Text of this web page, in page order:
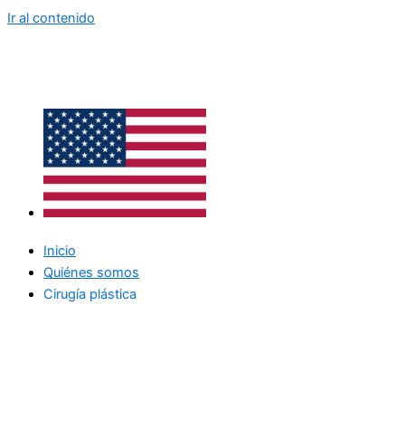
Ir al contenido
Inicio
Quiénes somos
Cirugía plástica